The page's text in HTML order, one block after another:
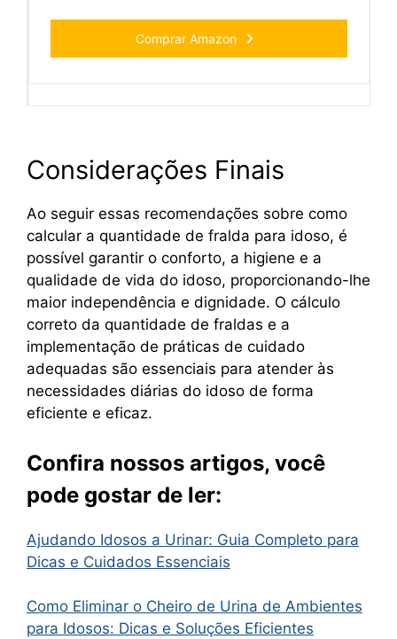
Comprar Amazon
Considerações Finais
Ao seguir essas recomendações sobre como
calcular a quantidade de fralda para idoso, é
possível garantir o conforto, a higiene e a
qualidade de vida do idoso, proporcionando-lhe
maior independência e dignidade. O cálculo
correto da quantidade de fraldas e a
implementação de práticas de cuidado
adequadas são essenciais para atender às
necessidades diárias do idoso de forma
eficiente e eficaz.
Confira nossos artigos, você
pode gostar de ler:
Ajudando Idosos a Urinar: Guia Completo para
Dicas e Cuidados Essenciais
Como Eliminar o Cheiro de Urina de Ambientes
para Idosos: Dicas e Soluções Eficientes